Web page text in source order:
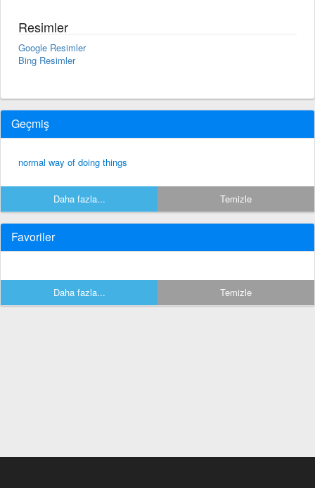
Resimler
Google Resimler
Bing Resimler
Geçmiş
normal way of doing things
Daha fazla... Temizle
Favoriler
Daha fazla... Temizle